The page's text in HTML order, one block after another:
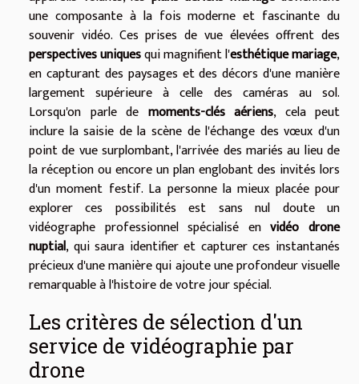
une composante à la fois moderne et fascinante du
souvenir vidéo. Ces prises de vue élevées offrent des
perspectives uniquesqui magnifient l'esthétique mariage,
en capturant des paysages et des décors d'une manière
largement supérieure à celle des caméras au sol.
Lorsqu'on parle de moments-clés aériens, cela peut
inclure la saisie de la scène de l'échange des vœux d'un
point de vue surplombant, l'arrivée des mariés au lieu de
la réception ou encore un plan englobant des invités lors
d'un moment festif. La personne la mieux placée pour
explorer ces possibilités est sans nul doute un
vidéographe professionnel spécialisé envidéo drone
nuptial, qui saura identifier et capturer ces instantanés
précieux d'une manière qui ajoute une profondeur visuelle
remarquable à l'histoire de votre jour spécial.
Les critères de sélection d'un
service de vidéographie par
drone